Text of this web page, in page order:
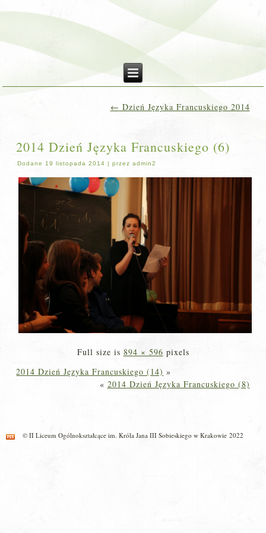
← Dzień Języka Francuskiego 2014
2014 Dzień Języka Francuskiego (6)
Dodane 19 listopada 2014 |przez admin2
Full size is 894 × 596 pixels
2014 Dzień Języka Francuskiego (14) »
« 2014 Dzień Języka Francuskiego (8)
© II Liceum Ogólnokształcące im. Króla Jana III Sobieskiego w Krakowie 2022